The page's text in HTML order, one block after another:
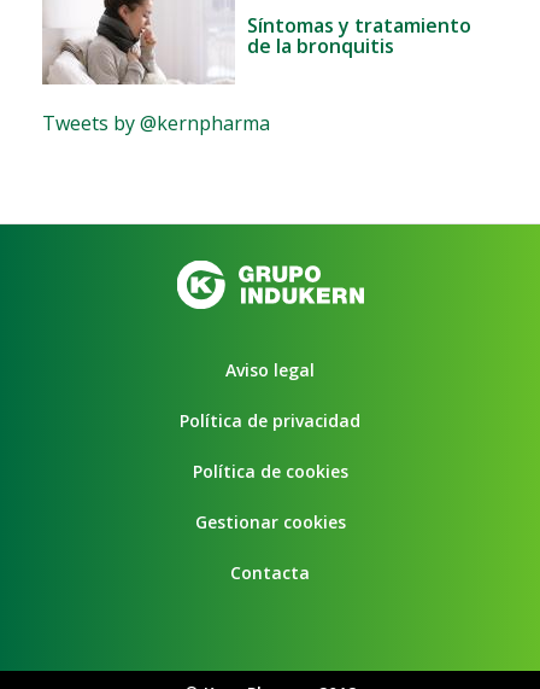
Síntomas y tratamiento
de la bronquitis
Tweets by @kernpharma
Aviso legal
Política de privacidad
Política de cookies
Gestionar cookies
Contacta